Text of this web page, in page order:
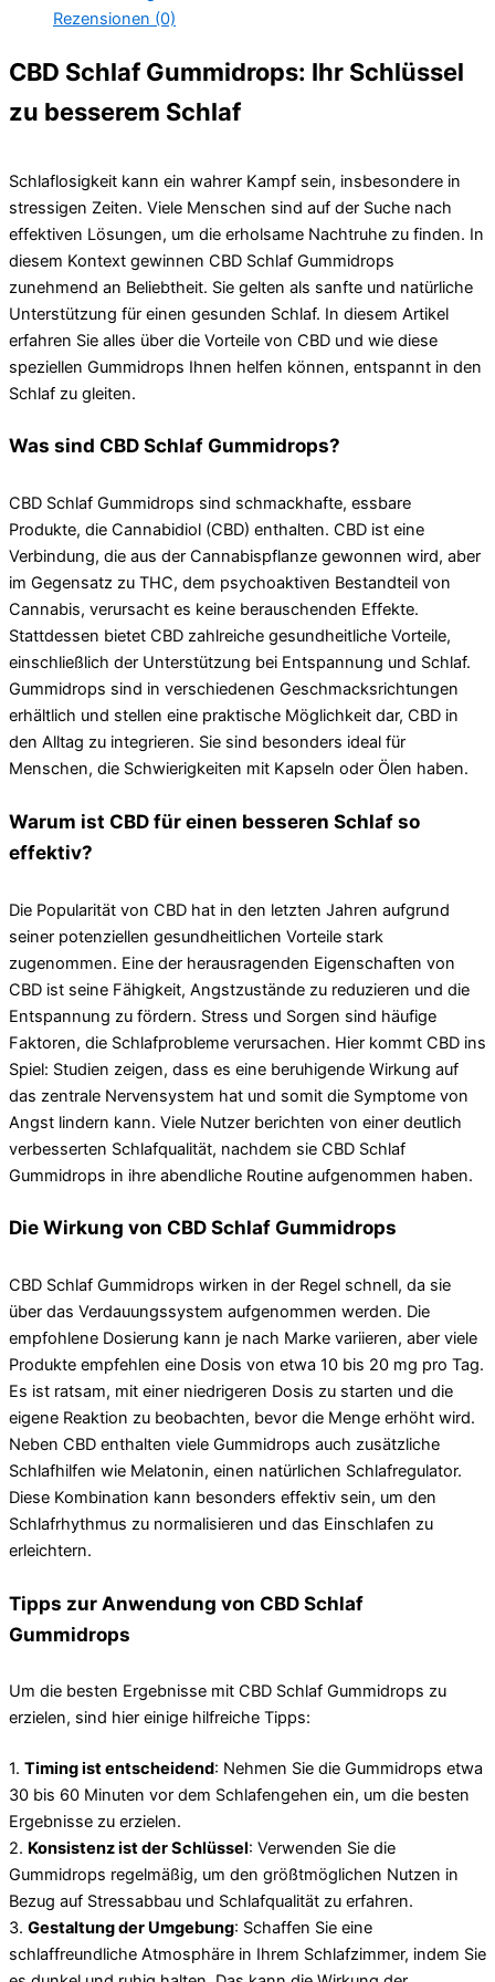
Rezensionen (0)
CBD Schlaf Gummidrops: Ihr Schlüssel
zu besserem Schlaf
Schlaflosigkeit kann ein wahrer Kampf sein, insbesondere in
stressigen Zeiten. Viele Menschen sind auf der Suche nach
effektiven Lösungen, um die erholsame Nachtruhe zu finden. In
diesem Kontext gewinnen CBD Schlaf Gummidrops
zunehmend an Beliebtheit. Sie gelten als sanfte und natürliche
Unterstützung für einen gesunden Schlaf. In diesem Artikel
erfahren Sie alles über die Vorteile von CBD und wie diese
speziellen Gummidrops Ihnen helfen können, entspannt in den
Schlaf zu gleiten.
Was sind CBD Schlaf Gummidrops?
CBD Schlaf Gummidrops sind schmackhafte, essbare
Produkte, die Cannabidiol (CBD) enthalten. CBD ist eine
Verbindung, die aus der Cannabispflanze gewonnen wird, aber
im Gegensatz zu THC, dem psychoaktiven Bestandteil von
Cannabis, verursacht es keine berauschenden Effekte.
Stattdessen bietet CBD zahlreiche gesundheitliche Vorteile,
einschließlich der Unterstützung bei Entspannung und Schlaf.
Gummidrops sind in verschiedenen Geschmacksrichtungen
erhältlich und stellen eine praktische Möglichkeit dar, CBD in
den Alltag zu integrieren. Sie sind besonders ideal für
Menschen, die Schwierigkeiten mit Kapseln oder Ölen haben.
Warum ist CBD für einen besseren Schlaf so
effektiv?
Die Popularität von CBD hat in den letzten Jahren aufgrund
seiner potenziellen gesundheitlichen Vorteile stark
zugenommen. Eine der herausragenden Eigenschaften von
CBD ist seine Fähigkeit, Angstzustände zu reduzieren und die
Entspannung zu fördern. Stress und Sorgen sind häufige
Faktoren, die Schlafprobleme verursachen. Hier kommt CBD ins
Spiel: Studien zeigen, dass es eine beruhigende Wirkung auf
das zentrale Nervensystem hat und somit die Symptome von
Angst lindern kann. Viele Nutzer berichten von einer deutlich
verbesserten Schlafqualität, nachdem sie CBD Schlaf
Gummidrops in ihre abendliche Routine aufgenommen haben.
Die Wirkung von CBD Schlaf Gummidrops
CBD Schlaf Gummidrops wirken in der Regel schnell, da sie
über das Verdauungssystem aufgenommen werden. Die
empfohlene Dosierung kann je nach Marke variieren, aber viele
Produkte empfehlen eine Dosis von etwa 10 bis 20 mg pro Tag.
Es ist ratsam, mit einer niedrigeren Dosis zu starten und die
eigene Reaktion zu beobachten, bevor die Menge erhöht wird.
Neben CBD enthalten viele Gummidrops auch zusätzliche
Schlafhilfen wie Melatonin, einen natürlichen Schlafregulator.
Diese Kombination kann besonders effektiv sein, um den
Schlafrhythmus zu normalisieren und das Einschlafen zu
erleichtern.
Tipps zur Anwendung von CBD Schlaf
Gummidrops
Um die besten Ergebnisse mit CBD Schlaf Gummidrops zu
erzielen, sind hier einige hilfreiche Tipps:
1. Timing ist entscheidend: Nehmen Sie die Gummidrops etwa
30 bis 60 Minuten vor dem Schlafengehen ein, um die besten
Ergebnisse zu erzielen.
2. Konsistenz ist der Schlüssel: Verwenden Sie die
Gummidrops regelmäßig, um den größtmöglichen Nutzen in
Bezug auf Stressabbau und Schlafqualität zu erfahren.
3. Gestaltung der Umgebung: Schaffen Sie eine
schlaffreundliche Atmosphäre in Ihrem Schlafzimmer, indem Sie